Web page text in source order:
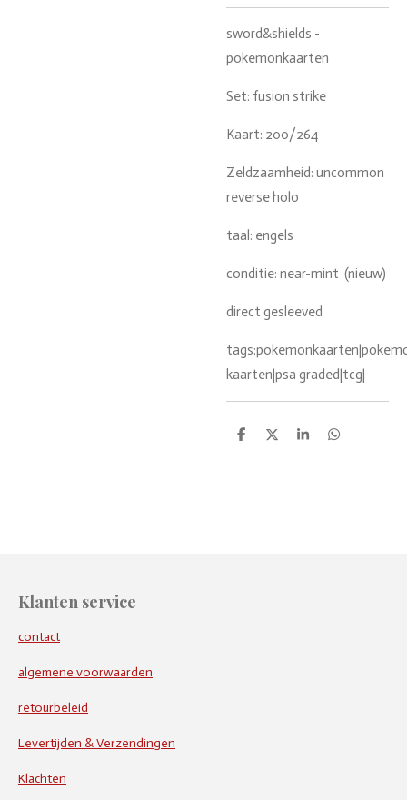
sword&shields -
pokemonkaarten
Set: fusion strike
Kaart: 200/264
Zeldzaamheid: uncommon
reverse holo
taal: engels
conditie: near-mint (nieuw)
direct gesleeved
kaarten|psa graded|tcg|
D
D
S
D
Klanten service
contact
algemene voorwaarden
retourbeleid
Levertijden & Verzendingen
Klachten